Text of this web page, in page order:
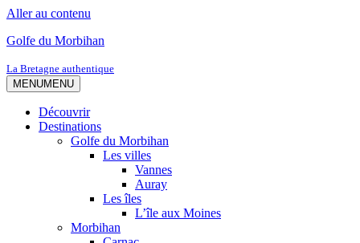
Aller au contenu
Golfe du Morbihan
La Bretagne authentique
MENUMENU
Découvrir
Destinations
Golfe du Morbihan
Les villes
Vannes
Auray
Les îles
L’île aux Moines
Morbihan